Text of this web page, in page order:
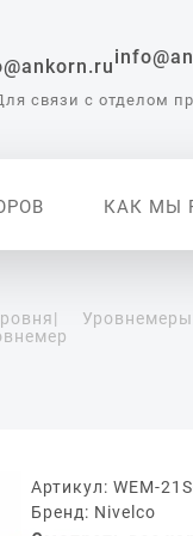
связи с отделом
КАК МЫ
для
| Уровнемеры
Артикул: WEM-
Бренд: Nivelco